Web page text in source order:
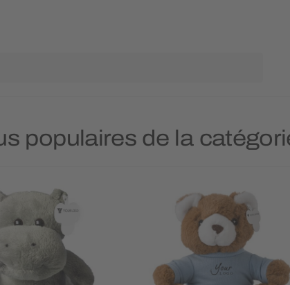
populaires de la